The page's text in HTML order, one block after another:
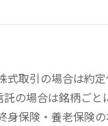
取引の場合は約
の場合は銘柄ご
保険・養老保険